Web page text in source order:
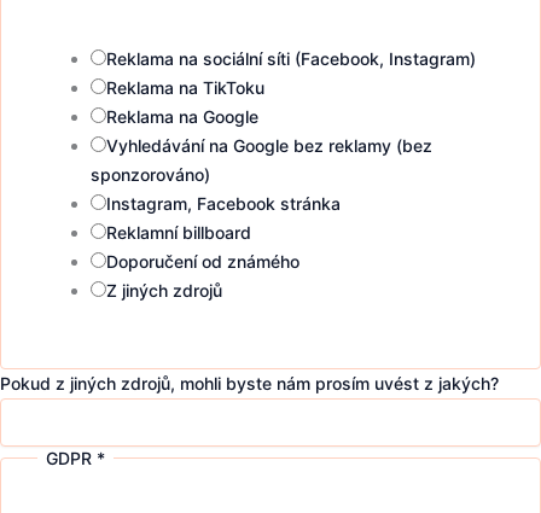
Reklama na sociální síti (Facebook, Instagram)
Reklama na TikToku
Reklama na Google
Vyhledávání na Google bez reklamy (bez
sponzorováno)
Instagram, Facebook stránka
Reklamní billboard
Doporučení od známého
Z jiných zdrojů
Pokud z jiných zdrojů, mohli byste nám prosím uvést z jakých?
GDPR *